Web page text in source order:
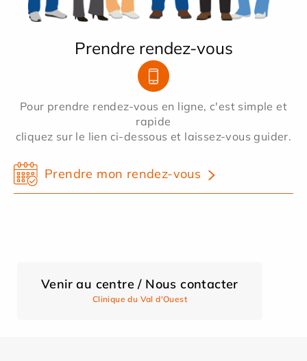
Prendre rendez-vous
Pour prendre rendez-vous en ligne, c'est simple et
rapide
cliquez sur le lien ci-dessous et laissez-vous guider.
Prendre mon rendez-vous
Venir au centre / Nous contacter
Clinique du Val d'Ouest